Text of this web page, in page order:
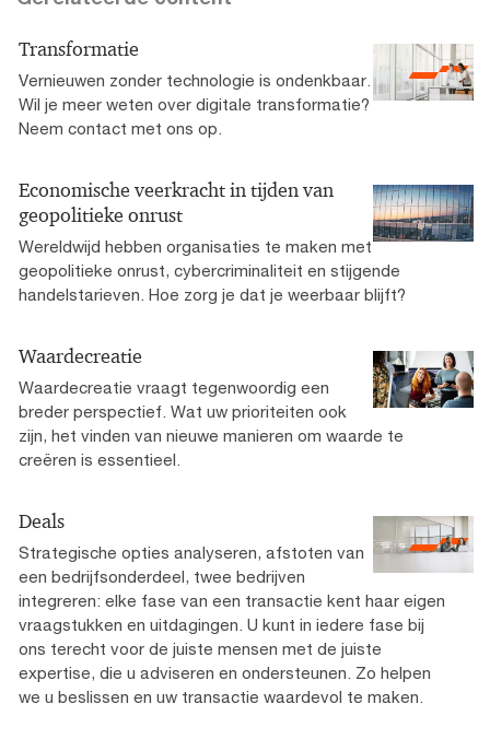
Transformatie
Vernieuwen zonder technologie is ondenkbaar.
Wil je meer weten over digitale transformatie?
Neem contact met ons op.
Economische veerkracht in tijden van
geopolitieke onrust
Wereldwijd hebben organisaties te maken met
geopolitieke onrust, cybercriminaliteit en stijgende
handelstarieven. Hoe zorg je dat je weerbaar blijft?
Waardecreatie
Waardecreatie vraagt tegenwoordig een
breder perspectief. Wat uw prioriteiten ook
zijn, het vinden van nieuwe manieren om waarde te
creëren is essentieel.
Deals
Strategische opties analyseren, afstoten van
een bedrijfsonderdeel, twee bedrijven
integreren: elke fase van een transactie kent haar eigen
vraagstukken en uitdagingen. U kunt in iedere fase bij
ons terecht voor de juiste mensen met de juiste
expertise, die u adviseren en ondersteunen. Zo helpen
we u beslissen en uw transactie waardevol te maken.